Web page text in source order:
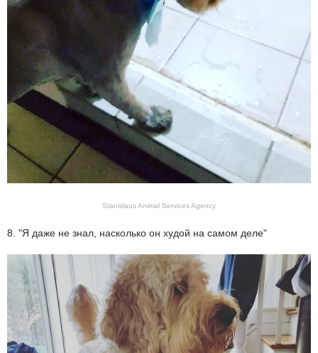
Stanislaus Animal Services Agency
8. "Я даже не знал, насколько он худой на самом деле"